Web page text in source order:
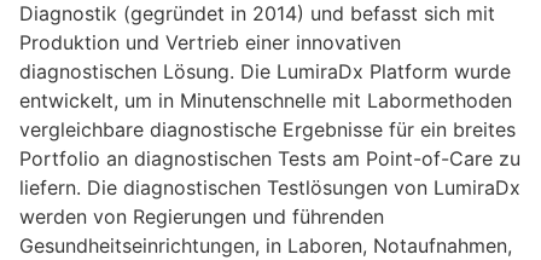
Diagnostik (gegründet in 2014) und befasst sich mit
Produktion und Vertrieb einer innovativen
diagnostischen Lösung. Die LumiraDx Platform wurde
entwickelt, um in Minutenschnelle mit Labormethoden
vergleichbare diagnostische Ergebnisse für ein breites
Portfolio an diagnostischen Tests am Point-of-Care zu
liefern. Die diagnostischen Testlösungen von LumiraDx
werden von Regierungen und führenden
Gesundheitseinrichtungen, in Laboren, Notaufnahmen,